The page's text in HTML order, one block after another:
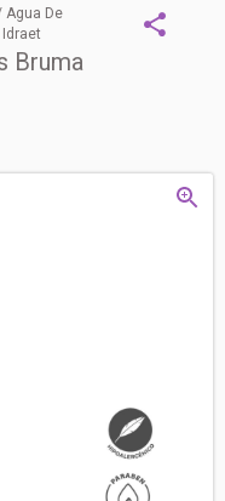
Agua De
Bruma